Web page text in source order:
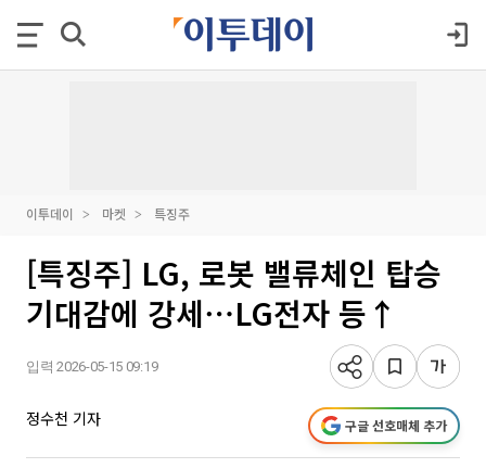
이투데이 마켓 특징주
[특징주] LG, 로봇 밸류체인 탑승
기대감에 강세⋯LG전자 등↑
입력 2026-05-15 09:19
정수천 기자 구글 선호매체 추가